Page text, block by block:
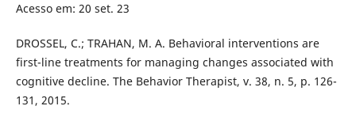
Acesso em: 20 set. 23
DROSSEL, C.; TRAHAN, M. A. Behavioral interventions are
first-line treatments for managing changes associated with
cognitive decline. The Behavior Therapist, v. 38, n. 5, p. 126-
131, 2015.